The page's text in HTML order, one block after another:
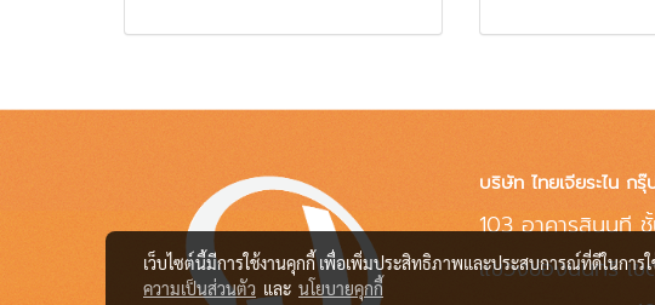
บริษัท ไทยเจียระไน ก
103 อาคารสินนที
แขวงช่องนนทรี เข
เว็บไซต์นี้มีการใช้งานคุกกี้ เพื่อเพิ่มประสิทธิภาพและประสบการณ์ที่ดีในการ
ความเป็นส่วนตัว และ นโยบายคุกกี้